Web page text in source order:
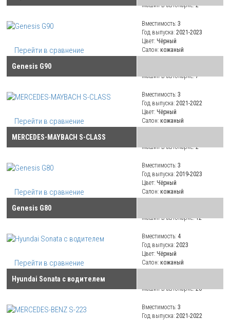
Машин в автопарке:2
Вместимость:3
Год выпуска:2021-2023
Цвет: Чёрный
Салон: кожаный
Климат:климат-контроль
Машин в автопарке:7
Genesis G90
Перейти в сравнение
Вместимость:3
Год выпуска:2021-2022
Цвет: Чёрный
Салон: кожаный
Климат:климат-контроль
Машин в автопарке:2
MERCEDES-MAYBACH S-CLASS
Перейти в сравнение
Вместимость:3
Год выпуска:2019-2023
Цвет: Чёрный
Салон: кожаный
Климат:климат-контроль
Машин в автопарке:12
Genesis G80
Перейти в сравнение
Вместимость: 4
Год выпуска:2023
Цвет: Чёрный
Салон: кожаный
Климат:климат-контроль
Машин в автопарке:20
Hyundai Sonata с водителем
Перейти в сравнение
Вместимость:3
Год выпуска:2021-2022